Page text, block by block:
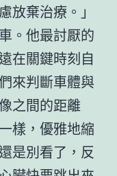
放棄治療。」
。他最討厭的
在關鍵時刻自
來判斷車體與
之間的距離
樣，優雅地縮
是別看了，反